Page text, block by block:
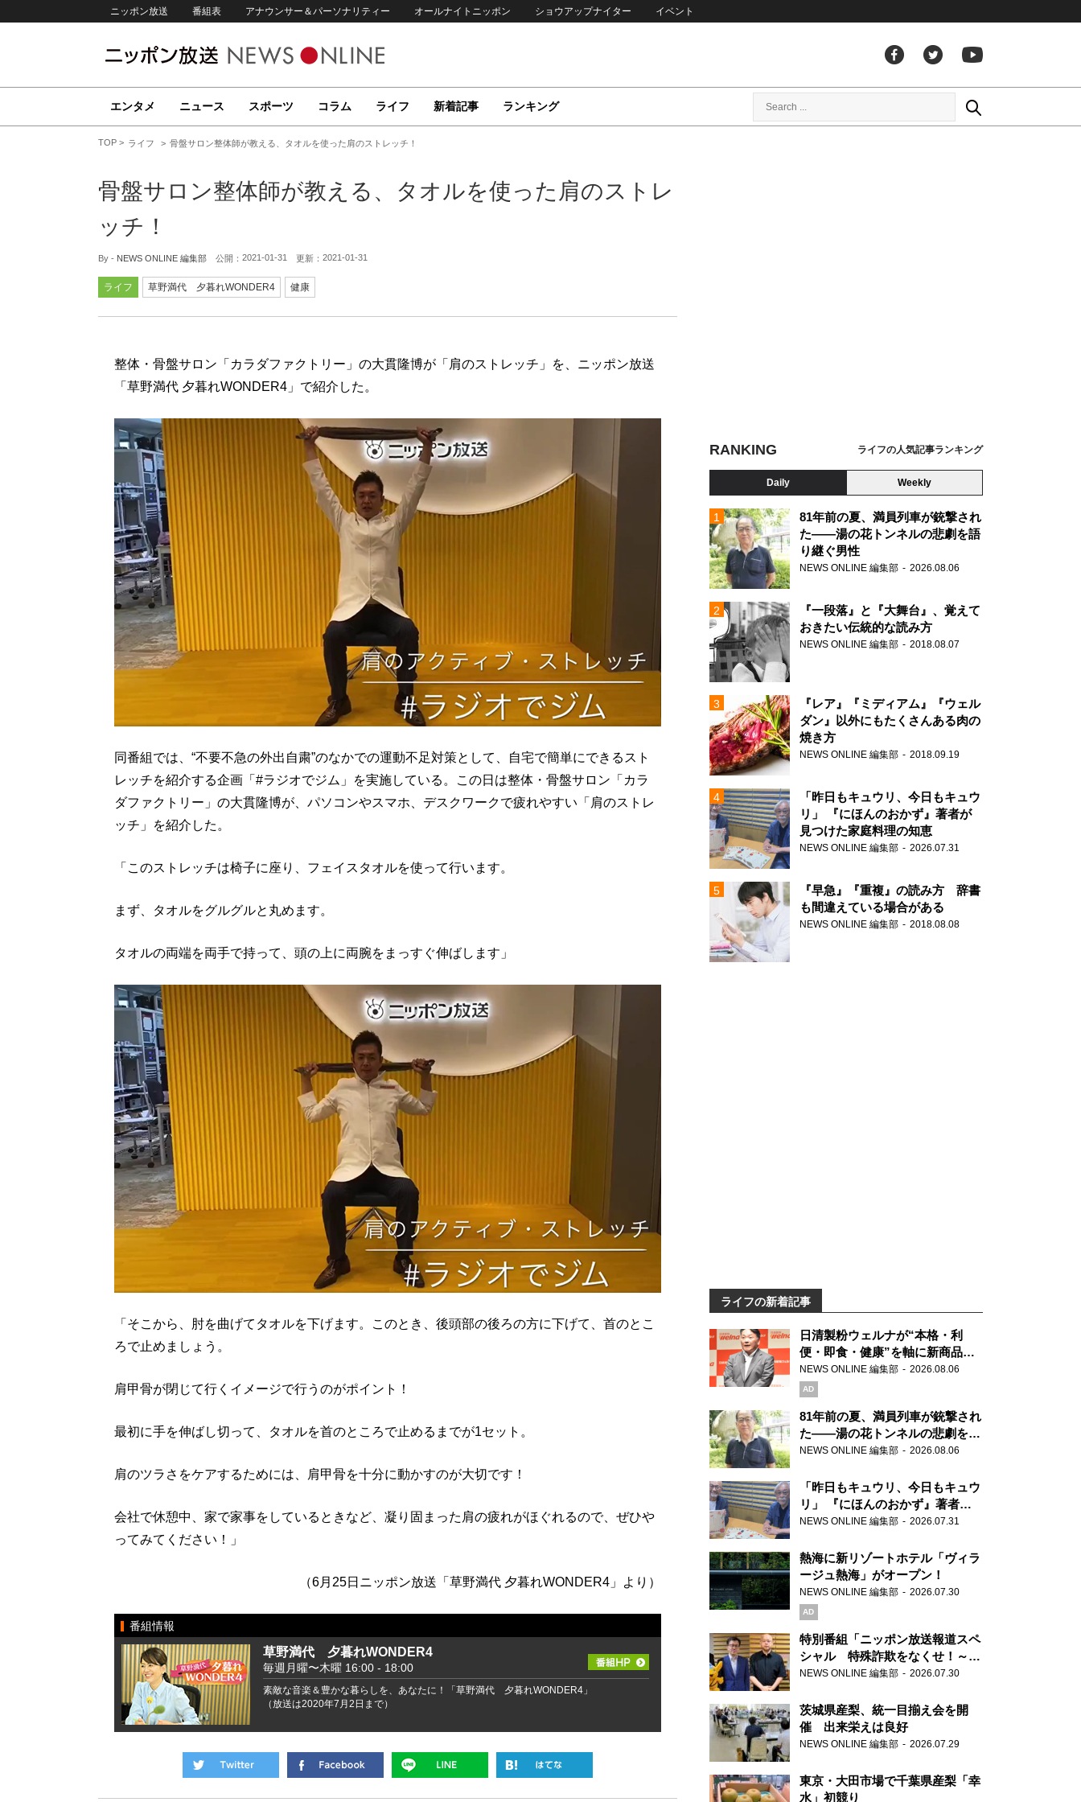
ニッポン放送 番組表 アナウンサー＆パーソナリティー オールナイトニッポン ショウアップナイター イベント
エンタメ ニュース スポーツ コラム ライフ 新着記事 ランキング
TOP ライフ 骨盤サロン整体師が教える、タオルを使った肩のストレッチ！
骨盤サロン整体師が教える、タオルを使った肩のストレ
ッチ！
By - NEWS ONLINE 編集部 公開： 2021-01-31 更新： 2021-01-31
ライフ 草野満代 夕暮れWONDER4 健康
整体・骨盤サロン「カラダファクトリー」の大貫隆博が「肩のストレッチ」を、ニッポン放送
「草野満代 夕暮れWONDER4」で紹介した。
同番組では、“不要不急の外出自粛”のなかでの運動不足対策として、自宅で簡単にできるスト
レッチを紹介する企画「#ラジオでジム」を実施している。この日は整体・骨盤サロン「カラ
ダファクトリー」の大貫隆博が、パソコンやスマホ、デスクワークで疲れやすい「肩のストレ
ッチ」を紹介した。
「このストレッチは椅子に座り、フェイスタオルを使って行います。
まず、タオルをグルグルと丸めます。
タオルの両端を両手で持って、頭の上に両腕をまっすぐ伸ばします」
「そこから、肘を曲げてタオルを下げます。このとき、後頭部の後ろの方に下げて、首のとこ
ろで止めましょう。
肩甲骨が閉じて行くイメージで行うのがポイント！
最初に手を伸ばし切って、タオルを首のところで止めるまでが1セット。
肩のツラさをケアするためには、肩甲骨を十分に動かすのが大切です！
会社で休憩中、家で家事をしているときなど、凝り固まった肩の疲れがほぐれるので、ぜひや
ってみてください！」
（6月25日ニッポン放送「草野満代 夕暮れWONDER4」より）
番組情報
草野満代 夕暮れWONDER4
毎週月曜〜木曜 16:00 - 18:00
素敵な音楽＆豊かな暮らしを、あなたに！「草野満代 夕暮れWONDER4」
（放送は2020年7月2日まで）
RANKING ライフの人気記事ランキング
Daily Weekly
81年前の夏、満員列車が銃撃され
た――湯の花トンネルの悲劇を語
り継ぐ男性
NEWS ONLINE 編集部 2026.08.06
『一段落』と『大舞台』、覚えて
おきたい伝統的な読み方
NEWS ONLINE 編集部 2018.08.07
『レア』『ミディアム』『ウェル
ダン』以外にもたくさんある肉の
焼き方
NEWS ONLINE 編集部 2018.09.19
「昨日もキュウリ、今日もキュウ
リ」 『にほんのおかず』著者が
見つけた家庭料理の知恵
NEWS ONLINE 編集部 2026.07.31
『早急』『重複』の読み方 辞書
も間違えている場合がある
NEWS ONLINE 編集部 2018.08.08
ライフの新着記事
日清製粉ウェルナが“本格・利
便・即食・健康”を軸に新商品を
展開 「マ・マー」「青の洞窟」
ブランドを強化
NEWS ONLINE 編集部 2026.08.06
AD
81年前の夏、満員列車が銃撃され
た――湯の花トンネルの悲劇を語
り継ぐ男性
NEWS ONLINE 編集部 2026.08.06
「昨日もキュウリ、今日もキュウ
リ」 『にほんのおかず』著者が
見つけた家庭料理の知恵
NEWS ONLINE 編集部 2026.07.31
熱海に新リゾートホテル「ヴィラ
ージュ熱海」がオープン！
NEWS ONLINE 編集部 2026.07.30
AD
特別番組「ニッポン放送報道スペ
シャル 特殊詐欺をなくせ！～被
害者・加害者・警視庁が語るトク
NEWS ONLINE 編集部 2026.07.30
茨城県産梨、統一目揃え会を開
催 出来栄えは良好
NEWS ONLINE 編集部 2026.07.29
東京・大田市場で千葉県産梨「幸
水」初競り